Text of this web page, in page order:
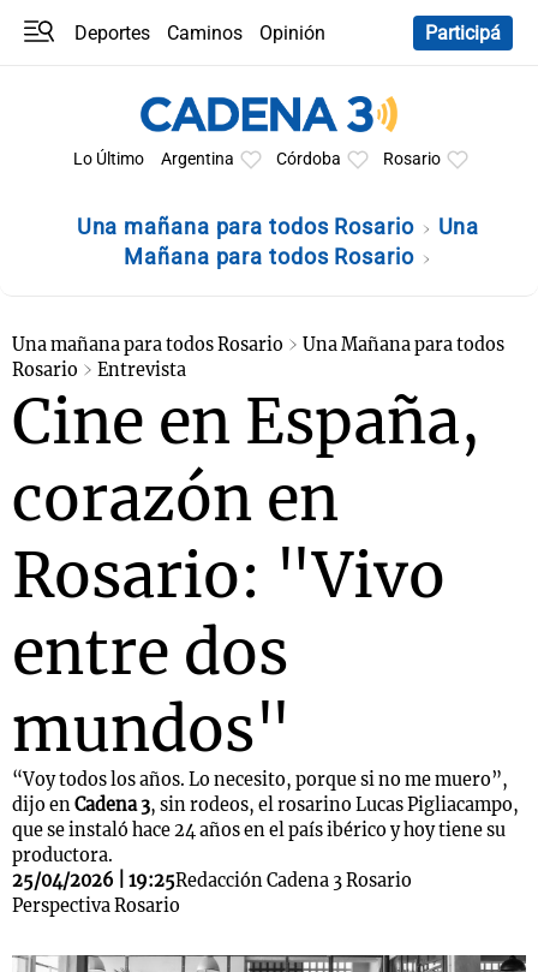
Deportes Caminos
Opinión
Participá
Lo Último Argentina Córdoba Rosario
Una mañana para todos Rosario
Una
Mañana para todos Rosario
Una mañana para todos Rosario
Una Mañana para todos
Rosario
Entrevista
Cine en España,
corazón en
Rosario: "Vivo
entre dos
mundos"
“Voy todos los años. Lo necesito, porque si no me muero”,
dijo enCadena 3, sin rodeos, el rosarino Lucas Pigliacampo,
que se instaló hace 24 años en el país ibérico y hoy tiene su
productora.
25/04/2026 | 19:25Redacción Cadena 3 Rosario
Perspectiva Rosario